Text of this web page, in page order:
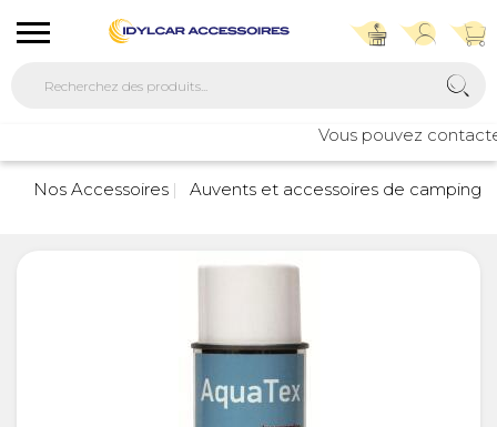
Vous pouvez
Nos Accessoires
Auvents et accessoires de camping